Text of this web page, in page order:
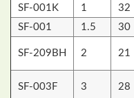
SF-001K
1 32
SF-001
1.5 30
SF-209BH 2 21
SF-003F 3 28